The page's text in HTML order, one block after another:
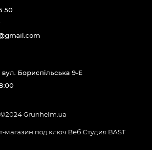
50
вул. Бориспільська 9-Е
©2024 Grunhelm.ua
магазин под ключ Веб Студия BAST